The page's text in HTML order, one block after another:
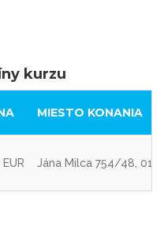
kurzu
MIESTO KONANIA
Jána Milca 754/48, 010